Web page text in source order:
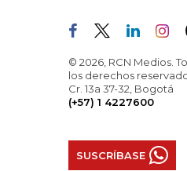
© 2026, RCN Medios.
los derechos
Cr. 13a 37-32, Bogotá
(+57) 1 4227600
SUSCRÍBASE